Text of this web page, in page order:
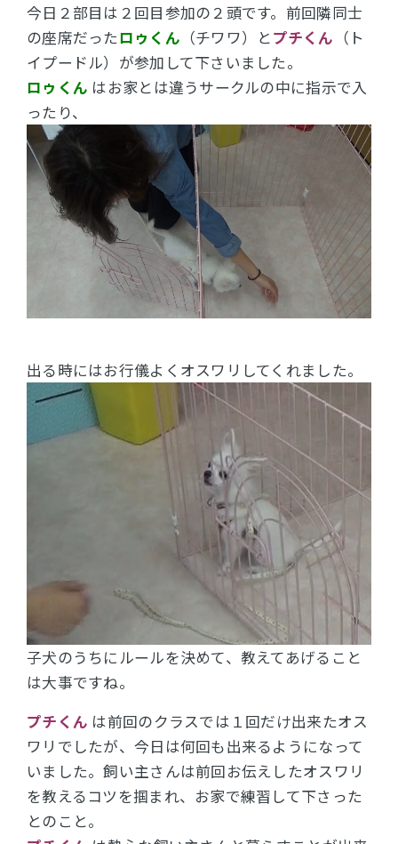
今日２部目は２回目参加の２頭です。前回隣同士
の座席だったロゥくん （チワワ）とプチくん （ト
イプードル）が参加して下さいました。
ロゥくん はお家とは違うサークルの中に指示で入
ったり、
出る時にはお行儀よくオスワリしてくれました。
子犬のうちにルールを決めて、教えてあげること
は大事ですね。
プチくん は前回のクラスでは１回だけ出来たオス
ワリでしたが、今日は何回も出来るようになって
いました。飼い主さんは前回お伝えしたオスワリ
を教えるコツを掴まれ、お家で練習して下さった
とのこと。